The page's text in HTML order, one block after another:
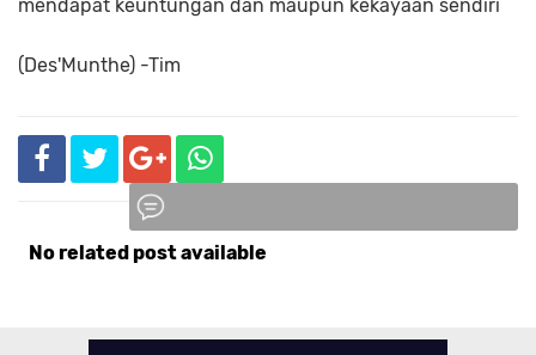
mendapat keuntungan dan maupun kekayaan sendiri
(Des'Munthe) -Tim
No related post available